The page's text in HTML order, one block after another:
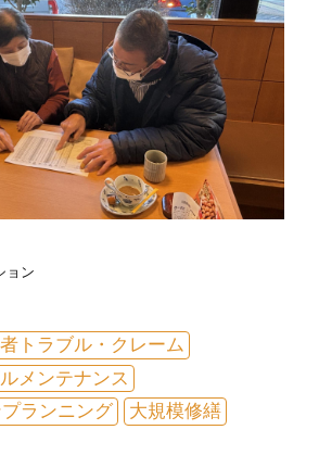
ョン
トラブル・クレーム
メンテナンス
ランニング
大規模修繕